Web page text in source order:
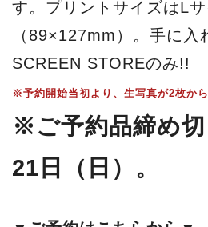
す。プリントサイズはL
（89×127mm）。手に入
SCREEN STOREのみ!!
※予約開始当初より、生写真が2枚か
※ご予約品締め切
21日（日）。